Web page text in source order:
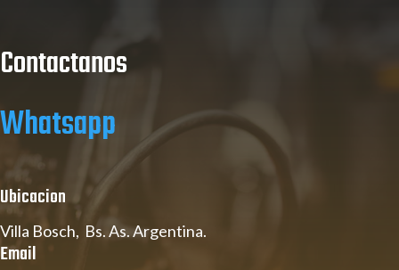
Contactanos
Whatsapp
Ubicacion
Villa Bosch, Bs. As. Argentina.
Email